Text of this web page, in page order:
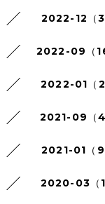
2022-12（3
2022-09（16
2022-01（2
2021-09（4
2021-01（9
2020-03（1